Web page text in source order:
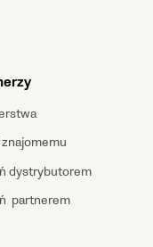
dystrybutorem
partnerem